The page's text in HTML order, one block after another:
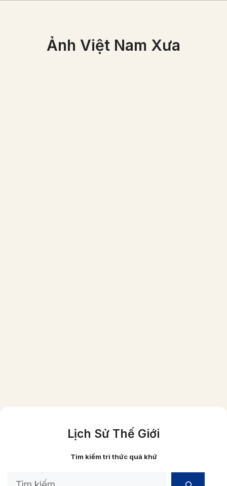
Ảnh Việt Nam Xưa
Lịch Sử Thế Giới
Tìm kiếm tri thức quá khứ
Search